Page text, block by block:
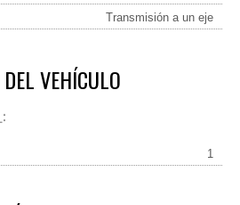
Transmisión a un eje
VEHÍCULO
1